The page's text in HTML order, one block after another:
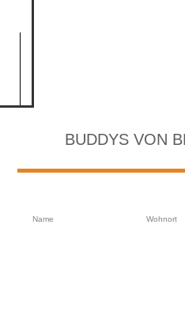
BUDDYS VON
Name Wohnort